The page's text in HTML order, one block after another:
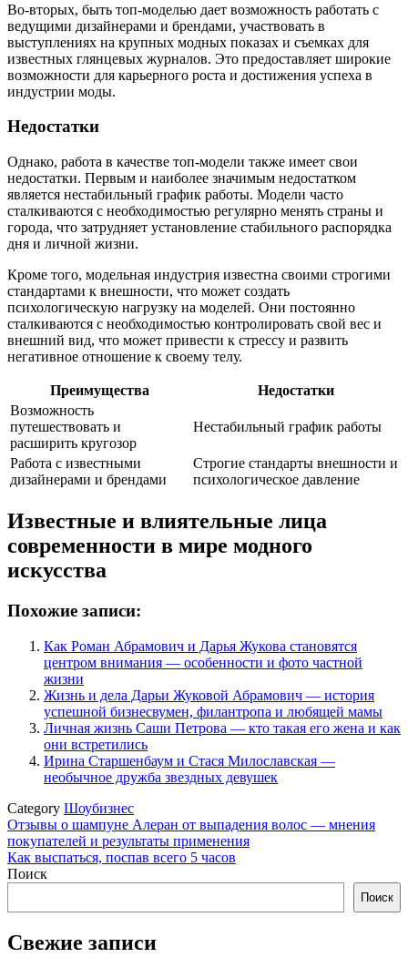
Во-вторых, быть топ-моделью дает возможность работать с
ведущими дизайнерами и брендами, участвовать в
выступлениях на крупных модных показах и съемках для
известных глянцевых журналов. Это предоставляет широкие
возможности для карьерного роста и достижения успеха в
индустрии моды.
Недостатки
Однако, работа в качестве топ-модели также имеет свои
недостатки. Первым и наиболее значимым недостатком
является нестабильный график работы. Модели часто
сталкиваются с необходимостью регулярно менять страны и
города, что затрудняет установление стабильного распорядка
дня и личной жизни.
Кроме того, модельная индустрия известна своими строгими
стандартами к внешности, что может создать
психологическую нагрузку на моделей. Они постоянно
сталкиваются с необходимостью контролировать свой вес и
внешний вид, что может привести к стрессу и развить
негативное отношение к своему телу.
Преимущества
Недостатки
Возможность
путешествовать и
расширить кругозор
Нестабильный график работы
Работа с известными
дизайнерами и брендами
Строгие стандарты внешности и
психологическое давление
Известные и влиятельные лица
современности в мире модного
искусства
Похожие записи:
Как Роман Абрамович и Дарья Жукова становятся
центром внимания — особенности и фото частной
жизни
Жизнь и дела Дарьи Жуковой Абрамович — история
успешной бизнесвумен, филантропа и любящей мамы
Личная жизнь Саши Петрова — кто такая его жена и как
они встретились
Ирина Старшенбаум и Стася Милославская —
необычное дружба звездных девушек
Category Шоубизнес
Навигация
по
записям
Отзывы о шампуне Алеран от выпадения волос — мнения
покупателей и результаты применения
Как выспаться, поспав всего 5 часов
Поиск
Поиск
Свежие записи